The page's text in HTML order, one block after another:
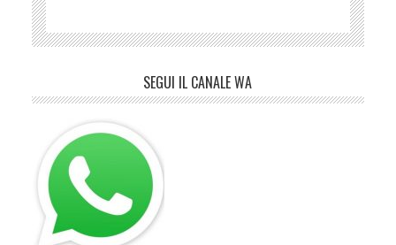
SEGUI IL CANALE WA